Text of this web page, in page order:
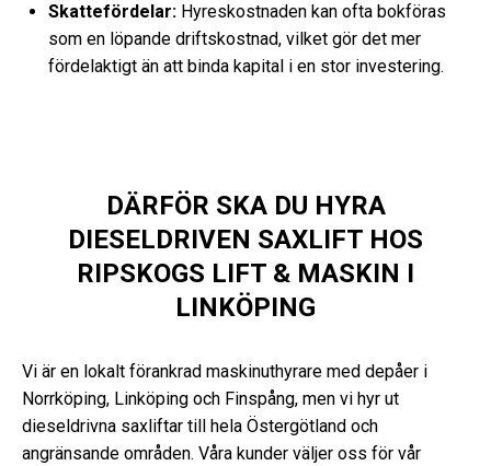
Skattefördelar: Hyreskostnaden kan ofta bokföras
som en löpande driftskostnad, vilket gör det mer
fördelaktigt än att binda kapital i en stor investering.
DÄRFÖR SKA DU HYRA
DIESELDRIVEN SAXLIFT HOS
RIPSKOGS LIFT & MASKIN I
LINKÖPING
Vi är en lokalt förankrad maskinuthyrare med depåer i
Norrköping, Linköping och Finspång, men vi hyr ut
dieseldrivna saxliftar till hela Östergötland och
angränsande områden. Våra kunder väljer oss för vår